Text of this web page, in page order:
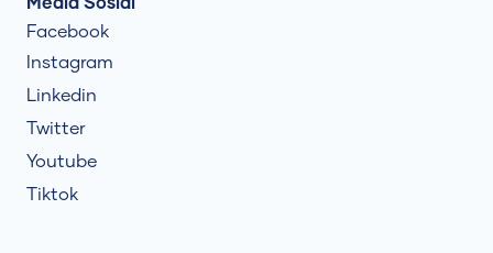
Media Sosial
Facebook
Instagram
Linkedin
Twitter
Youtube
Tiktok